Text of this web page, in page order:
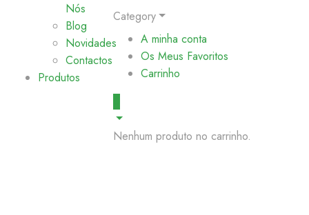
Nós
Blog
Novidades
Contactos
Produtos
Category
A minha conta
Os Meus Favoritos
Carrinho
Nenhum produto no carrinho.